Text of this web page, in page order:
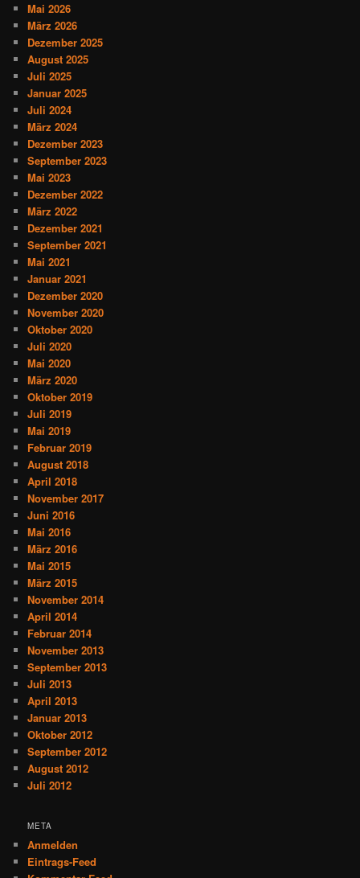
Mai 2026
März 2026
Dezember 2025
August 2025
Juli 2025
Januar 2025
Juli 2024
März 2024
Dezember 2023
September 2023
Mai 2023
Dezember 2022
März 2022
Dezember 2021
September 2021
Mai 2021
Januar 2021
Dezember 2020
November 2020
Oktober 2020
Juli 2020
Mai 2020
März 2020
Oktober 2019
Juli 2019
Mai 2019
Februar 2019
August 2018
April 2018
November 2017
Juni 2016
Mai 2016
März 2016
Mai 2015
März 2015
November 2014
April 2014
Februar 2014
November 2013
September 2013
Juli 2013
April 2013
Januar 2013
Oktober 2012
September 2012
August 2012
Juli 2012
META
Anmelden
Eintrags-Feed